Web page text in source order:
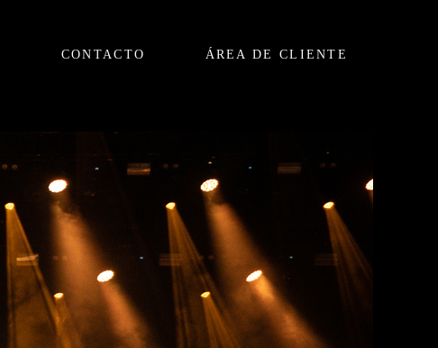
CONTACTO ÁREA DE CLIENTE